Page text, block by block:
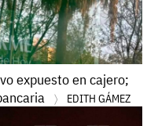
expuesto en cajero;
EDITH GÁMEZ